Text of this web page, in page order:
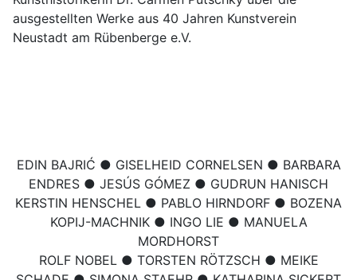
ausgestellten Werke aus 40 Jahren Kunstverein
Neustadt am Rübenberge e.V.
EDIN BAJRIĆ ● GISELHEID CORNELSEN ● BARBARA
ENDRES ● JESÚS GÓMEZ ● GUDRUN HANISCH
KERSTIN HENSCHEL ● PABLO HIRNDORF ● BOZENA
KOPIJ-MACHNIK ● INGO LIE ● MANUELA
MORDHORST
ROLF NOBEL ● TORSTEN RÖTZSCH ● MEIKE